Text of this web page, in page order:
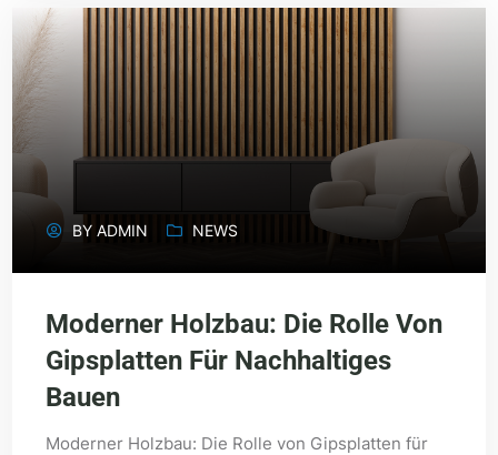
BYADMIN NEWS
Moderner Holzbau: Die Rolle Von
Gipsplatten Für Nachhaltiges
Bauen
Moderner Holzbau: Die Rolle von Gipsplatten für